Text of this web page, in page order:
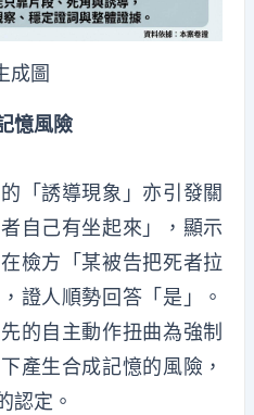
成圖
憶風險
「誘導現象」亦引發關
自己有坐起來」，顯示
檢方「某被告把死者拉
證人順勢回答「是」。
的自主動作扭曲為強制
產生合成記憶的風險，
認定。